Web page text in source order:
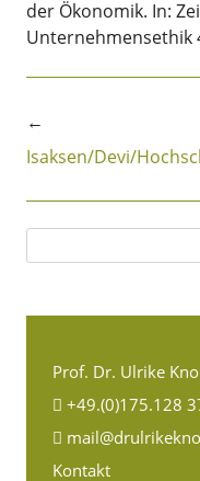
der Ökonomik. In:
Unternehmensethik
Beitragsnavigation
←
Isaksen/Devi/
nach:
Prof. Dr. Ulrike
+49.(0)175.128
Kontakt